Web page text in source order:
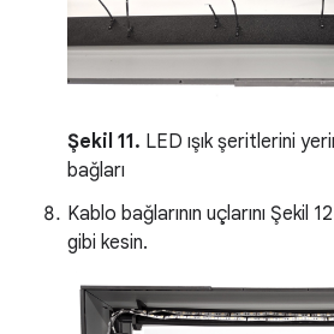
Şekil 11. LED ışık şeritlerini
bağları
Kablo bağlarının uçlarını Şekil
gibi kesin.